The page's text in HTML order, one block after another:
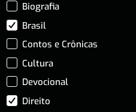
Biografia
Brasil
Contos e Crônicas
Cultura
Devocional
Direito